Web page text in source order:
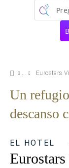
Eurostars
Un
descanso
EL HOTEL